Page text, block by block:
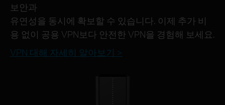
보안과
유연성을 동시에 확보할 수 있습니다. 이제 추가 비
용 없이 공용 VPN보다 안전한 VPN을 경험해 보세요.
VPN 대해 자세히 알아보기 >